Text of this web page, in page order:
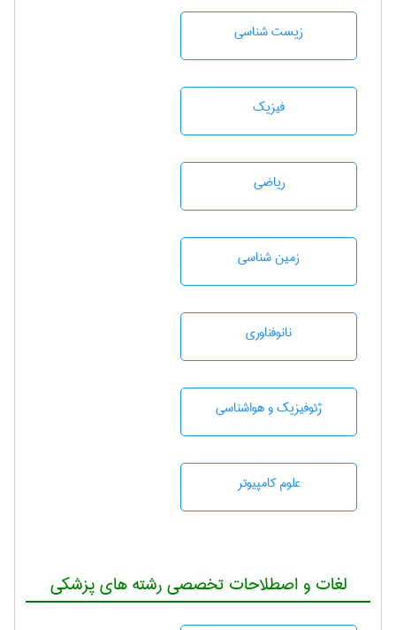
زيست شناسی
فیزیک
رياضی
زمين شناسی
نانوفناوری
ژئوفيزيك و هواشناسی
علوم کامپیوتر
لغات و اصطلاحات تخصصی رشته های پزشکی